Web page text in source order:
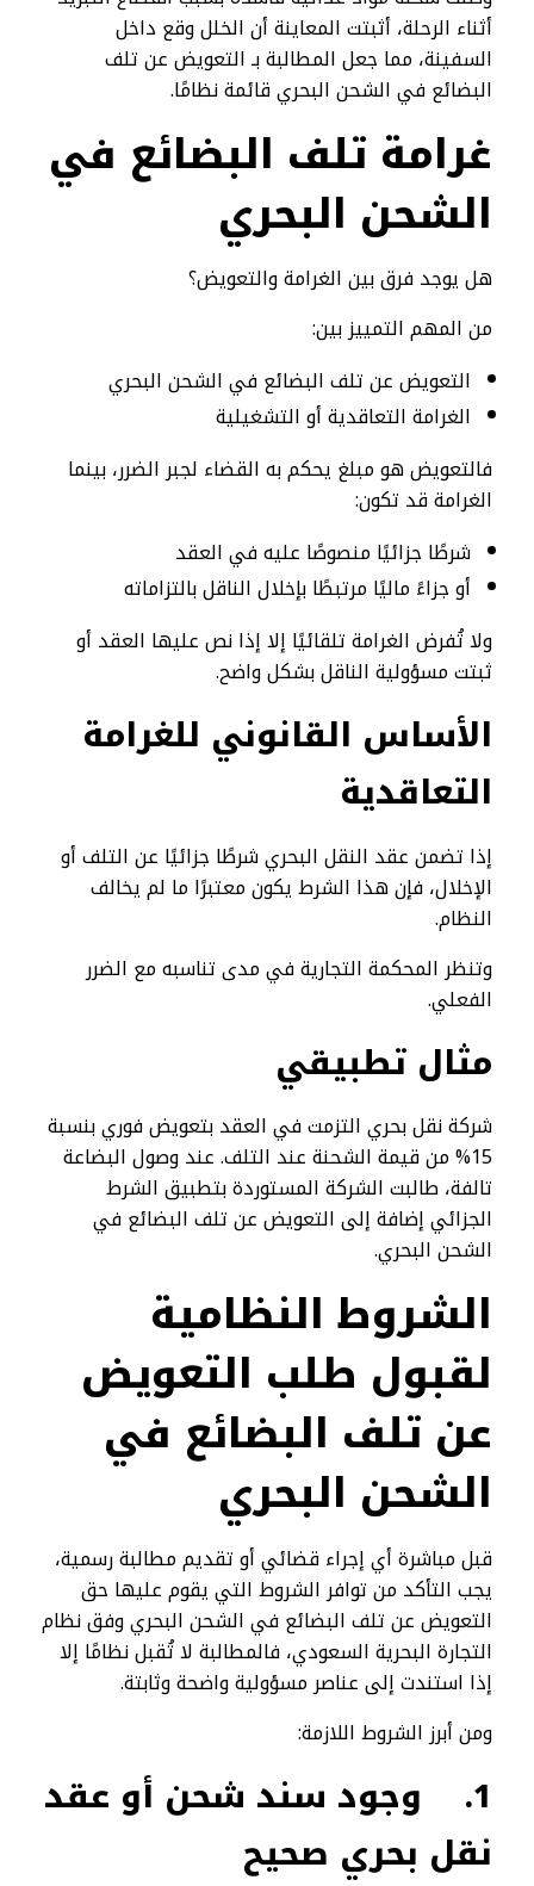
أثناء الرحلة، أثبتت المعاينة أن الخلل وقع داخل
السفينة، مما جعل المطالبة بـ التعويض عن تلف
البضائع في الشحن البحري قائمة نظامًا.
غرامة تلف البضائع في
الشحن البحري
هل يوجد فرق بين الغرامة والتعويض؟
من المهم التمييز بين:
التعويض عن تلف البضائع في الشحن البحري
الغرامة التعاقدية أو التشغيلية
فالتعويض هو مبلغ يحكم به القضاء لجبر الضرر، بينما
الغرامة قد تكون:
شرطًا جزائيًا منصوصًا عليه في العقد
أو جزاءً ماليًا مرتبطًا بإخلال الناقل بالتزاماته
ولا تُفرض الغرامة تلقائيًا إلا إذا نص عليها العقد أو
ثبتت مسؤولية الناقل بشكل واضح.
الأساس القانوني للغرامة
التعاقدية
إذا تضمن عقد النقل البحري شرطًا جزائيًا عن التلف أو
الإخلال، فإن هذا الشرط يكون معتبرًا ما لم يخالف
النظام.
وتنظر المحكمة التجارية في مدى تناسبه مع الضرر
الفعلي.
مثال تطبيقي
شركة نقل بحري التزمت في العقد بتعويض فوري بنسبة
15% من قيمة الشحنة عند التلف. عند وصول البضاعة
تالفة، طالبت الشركة المستوردة بتطبيق الشرط
الجزائي إضافة إلى التعويض عن تلف البضائع في
الشحن البحري.
الشروط النظامية
لقبول طلب التعويض
عن تلف البضائع في
الشحن البحري
قبل مباشرة أي إجراء قضائي أو تقديم مطالبة رسمية،
يجب التأكد من توافر الشروط التي يقوم عليها حق
التعويض عن تلف البضائع في الشحن البحري وفق نظام
التجارة البحرية السعودي، فالمطالبة لا تُقبل نظامًا إلا
إذا استندت إلى عناصر مسؤولية واضحة وثابتة.
ومن أبرز الشروط اللازمة:
1.
وجود سند شحن أو عقد
نقل بحري صحيح